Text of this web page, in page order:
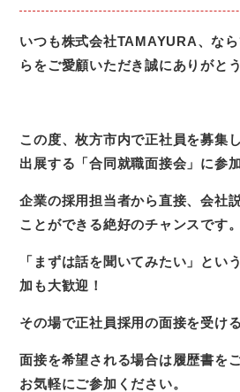
いつも株式会社TAMAYURA、な
らをご愛顧いただき誠にありがと
この度、枚方市内で正社員を募集
出展する「合同就職面接会」に参加
企業の採用担当者から直接、会社
ことができる絶好のチャンスです。
「まずは話を聞いてみたい」とい
加も大歓迎！
その場で正社員採用の面接を受け
面接を希望される場合は履歴書を
お気軽にご参加ください。